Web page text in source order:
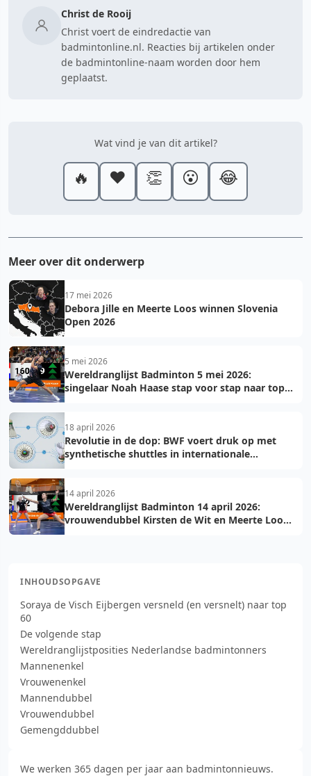
Christ de Rooij
Christ voert de eindredactie van
badmintonline.nl. Reacties bij artikelen onder
de badmintonline-naam worden door hem
geplaatst.
Wat vind je van dit artikel?
🔥 ❤️ 👏 😮 😂
Meer over dit onderwerp
17 mei 2026
Debora Jille en Meerte Loos winnen Slovenia
Open 2026
5 mei 2026
Wereldranglijst Badminton 5 mei 2026:
singelaar Noah Haase stap voor stap naar top
18 april 2026
Revolutie in de dop: BWF voert druk op met
synthetische shuttles in internationale
14 april 2026
Wereldranglijst Badminton 14 april 2026:
vrouwendubbel Kirsten de Wit en Meerte Loos
INHOUDSOPGAVE
Soraya de Visch Eijbergen versneld (en versnelt) naar top
60
De volgende stap
Wereldranglijstposities Nederlandse badmintonners
Mannenenkel
Vrouwenenkel
Mannendubbel
Vrouwendubbel
Gemengddubbel
We werken 365 dagen per jaar aan badmintonnieuws.